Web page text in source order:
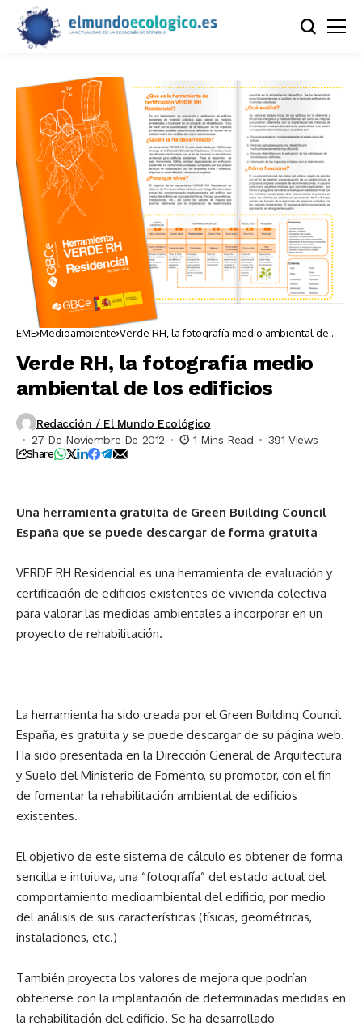
EME Medioambiente Verde RH, la fotografía medio ambiental de
Verde RH, la fotografía medio
ambiental de los edificios
Redacción / El Mundo Ecológico
27 De Noviembre De 2012
1 Mins Read 391 Views
Share
Una herramienta gratuita de Green Building Council
España que se puede descargar de forma gratuita
VERDE RH Residencial es una herramienta de evaluación y
certificación de edificios existentes de vivienda colectiva
para valorar las medidas ambientales a incorporar en un
proyecto de rehabilitación.
La herramienta ha sido creada por el Green Building Council
España, es gratuita y se puede descargar de su página web.
Ha sido presentada en la Dirección General de Arquitectura
y Suelo del Ministerio de Fomento, su promotor, con el fin
de fomentar la rehabilitación ambiental de edificios
existentes.
El objetivo de este sistema de cálculo es obtener de forma
sencilla e intuitiva, una “fotografía” del estado actual del
comportamiento medioambiental del edificio, por medio
del análisis de sus características (físicas, geométricas,
instalaciones, etc.)
También proyecta los valores de mejora que podrían
obtenerse con la implantación de determinadas medidas en
la rehabilitación del edificio. Se ha desarrollado